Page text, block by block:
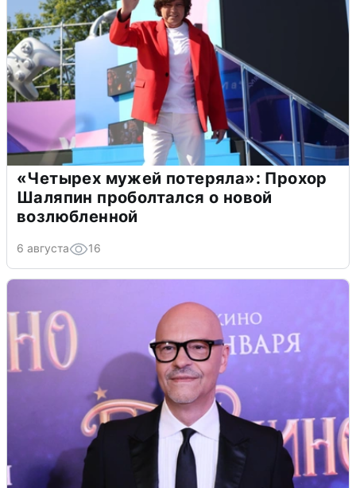
«Четырех мужей потеряла»: Прохор
Шаляпин проболтался о новой
возлюбленной
6 августа 16